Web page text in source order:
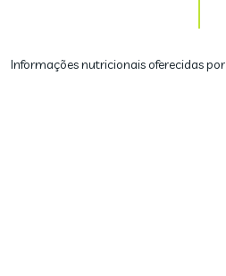
Informações nutricionais oferecidas por